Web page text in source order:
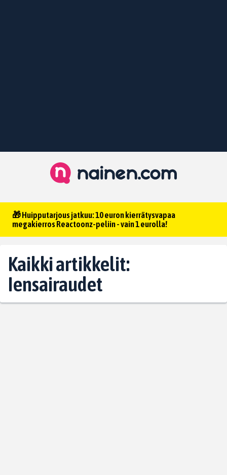
🎁 Huipputarjous jatkuu: 10 euron kierrätysvapaa
megakierros Reactoonz-peliin - vain 1 eurolla!
Kaikki artikkelit:
Iensairaudet